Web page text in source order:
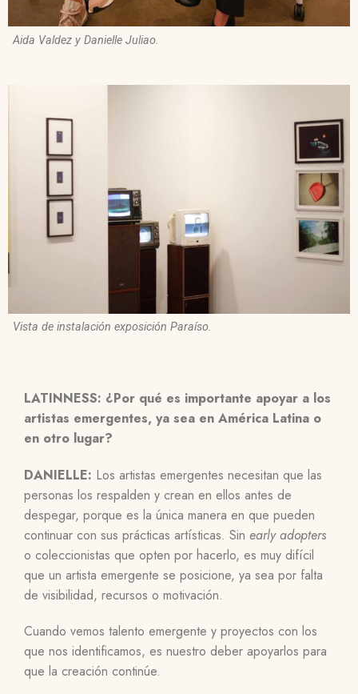
Aida Valdez y Danielle Juliao.
Vista de instalación exposición Paraíso.
LATINNESS: ¿Por qué es importante apoyar a los
artistas emergentes, ya sea en América Latina o
en otro lugar?
DANIELLE: Los artistas emergentes necesitan que las
personas los respalden y crean en ellos antes de
despegar, porque es la única manera en que pueden
continuar con sus prácticas artísticas. Sin early adopters
o coleccionistas que opten por hacerlo, es muy difícil
que un artista emergente se posicione, ya sea por falta
de visibilidad, recursos o motivación.
Cuando vemos talento emergente y proyectos con los
que nos identificamos, es nuestro deber apoyarlos para
que la creación continúe.